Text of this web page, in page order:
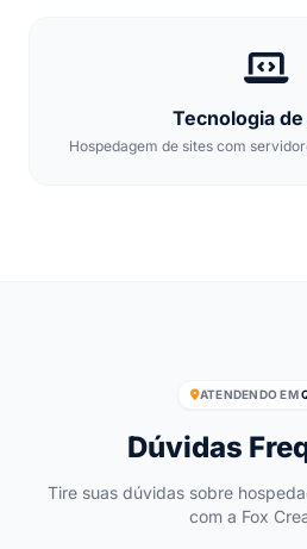
Tecnologia
Hospedagem de sites com
ATENDENDO EM
Dúvidas
Tire suas dúvidas sobre
com a Fox